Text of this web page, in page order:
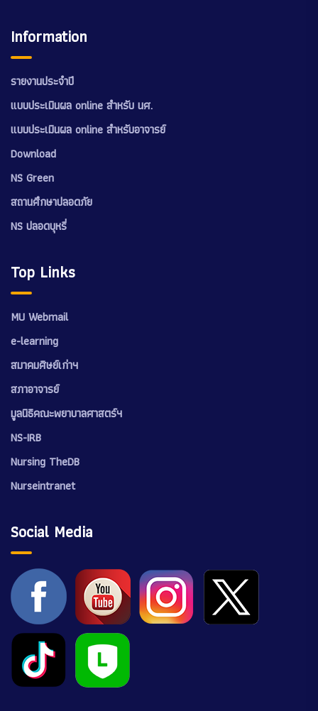
Information
รายงานประจำปี
แบบประเมินผล online สำหรับ นศ.
แบบประเมินผล online สำหรับอาจารย์
Download
NS Green
สถานศึกษาปลอดภัย
NS ปลอดบุหรี่
Top Links
MU Webmail
e-learning
สมาคมศิษย์เก่าฯ
สภาอาจารย์
มูลนิธิคณะพยาบาลศาสตร์ฯ
NS-IRB
Nursing TheDB
Nurseintranet
Social Media